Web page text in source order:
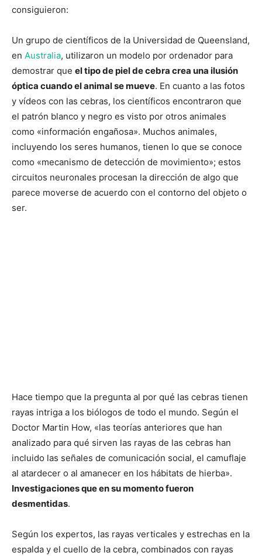
consiguieron:
Un grupo de científicos de la Universidad de Queensland,
en Australia, utilizaron un modelo por ordenador para
demostrar que el tipo de piel de cebra crea una ilusión
óptica cuando el animal se mueve. En cuanto a las fotos
y vídeos con las cebras, los científicos encontraron que
el patrón blanco y negro es visto por otros animales
como «información engañosa». Muchos animales,
incluyendo los seres humanos, tienen lo que se conoce
como «mecanismo de detección de movimiento»; estos
circuitos neuronales procesan la dirección de algo que
parece moverse de acuerdo con el contorno del objeto o
ser.
Hace tiempo que la pregunta al por qué las cebras tienen
rayas intriga a los biólogos de todo el mundo. Según el
Doctor Martin How, «las teorías anteriores que han
analizado para qué sirven las rayas de las cebras han
incluido las señales de comunicación social, el camuflaje
al atardecer o al amanecer en los hábitats de hierba».
Investigaciones que en su momento fueron
desmentidas.
Según los expertos, las rayas verticales y estrechas en la
espalda y el cuello de la cebra, combinados con rayas